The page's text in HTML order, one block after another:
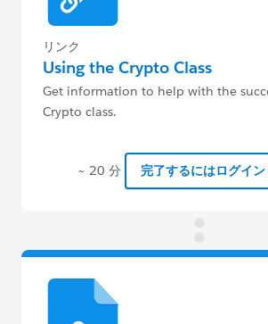
リンク
Using the Crypto Class
Get information to help with the
Crypto class.
~ 20 分 完了するにはログイ